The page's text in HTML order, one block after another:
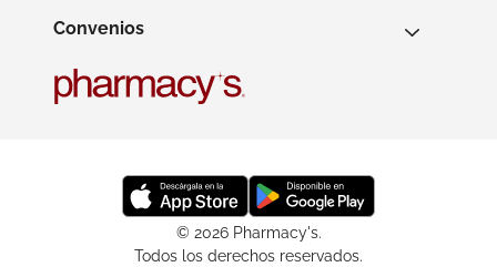
Convenios
© 2026 Pharmacy's.
Todos los derechos reservados.